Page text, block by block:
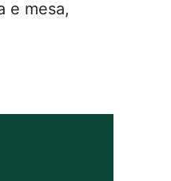
e mesa,